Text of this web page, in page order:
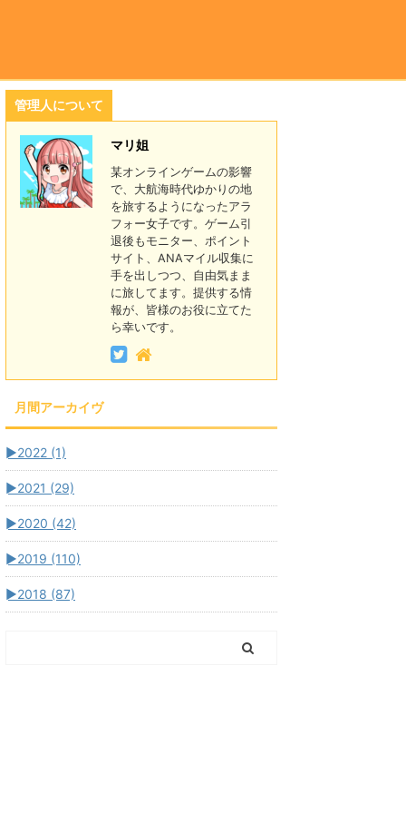
管理人について
マリ姐
某オンラインゲームの影響
で、大航海時代ゆかりの地
を旅するようになったアラ
フォー女子です。ゲーム引
退後もモニター、ポイント
サイト、ANAマイル収集に
手を出しつつ、自由気まま
に旅してます。提供する情
報が、皆様のお役に立てた
ら幸いです。
月間アーカイヴ
►2022 (1)
►2021 (29)
►2020 (42)
►2019 (110)
►2018 (87)